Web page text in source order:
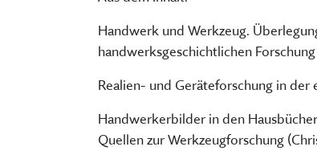
FÜHRUNGEN UND MEHR
ESSEN, TRINKEN &
PUBLIKATIONEN, BÜCHER
STORCHENNEST
PR &
Handwerk und Werkzeug.
handwerksgeschichtlichen
Realien- und Geräteforschung in
Handwerkerbilder in den
Quellen zur Werkzeugforschung